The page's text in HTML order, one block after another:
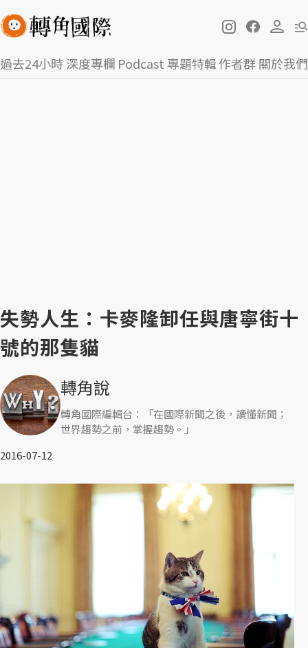
過去24小時深度專欄 Podcast 專題特輯作者群關於我們
失勢人生：卡麥隆卸任與唐寧街十
號的那隻貓
轉角說
轉角國際編輯台：「在國際新聞之後，讀懂新聞；
世界趨勢之前，掌握趨勢。」
2016-07-12